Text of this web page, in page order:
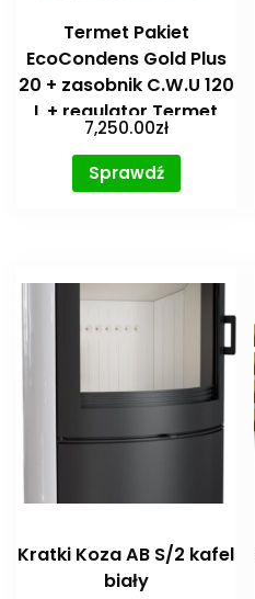
Termet Pakiet
EcoCondens Gold Plus
20 + zasobnik C.W.U 120
L + regulator Termet
ST-292 V3 + czujnik
temperatury
zewnętrznej
7,250.00zł
Sprawdź
Kratki Koza AB S/2 kafel
biały